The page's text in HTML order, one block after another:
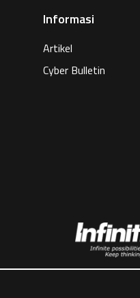
Informasi
Artikel
Cyber Bulletin